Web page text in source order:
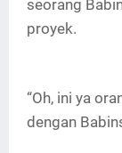
seorang
proyek.
“Oh, ini ya
dengan